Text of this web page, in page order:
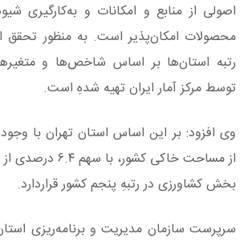
اصولی از منابع و امکانات و به‌کارگیری
محصولات امکان‌پذیر است. به منظور
رتبه استان‌ها بر اساس شاخص‌ها و
توسط مرکز آمار ایران تهیه شدهِ است.
از مساحت خاکی
بخش کشاورزی در رتبهِ پنجم کشور قراردارد.
سرپرست سازمان مدیریت و برنامه‌ریزی